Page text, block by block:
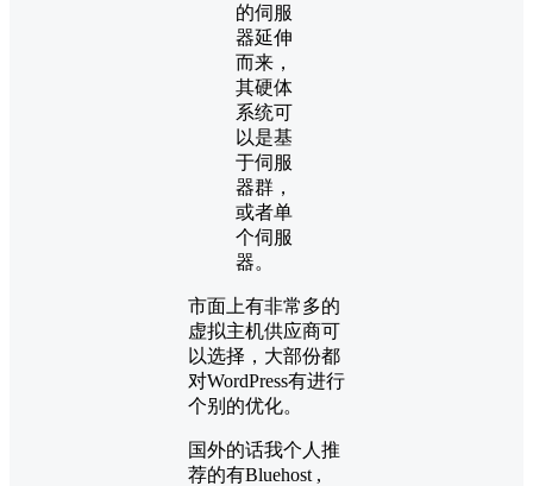
的伺服
器延伸
而来，
其硬体
系统可
以是基
于伺服
器群，
或者单
个伺服
器。
市面上有非常多的
虚拟主机供应商可
以选择，大部份都
对WordPress有进行
个别的优化。
国外的话我个人推
荐的有Bluehost ,